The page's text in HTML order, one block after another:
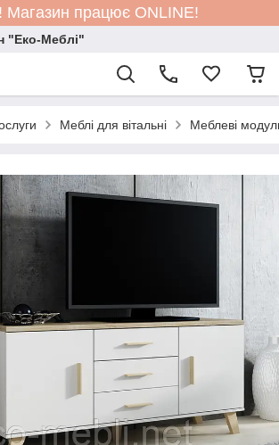
Магазин працює ONLINE!
"Еко-Меблі"
Меблі для вітальні Меблеві